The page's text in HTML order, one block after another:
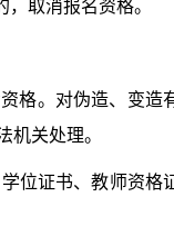
格。对伪造、变造
关处理。
位证书、教师资格